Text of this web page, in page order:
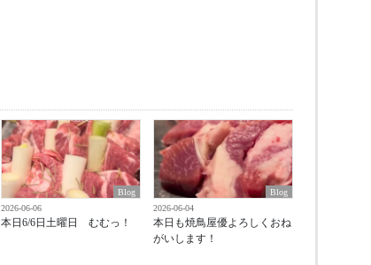
Blog
2026-06-06
本日6/6日土曜日 むむっ！
Blog
2026-06-04
本日も焼鳥屋優よろしくおね
がいします！